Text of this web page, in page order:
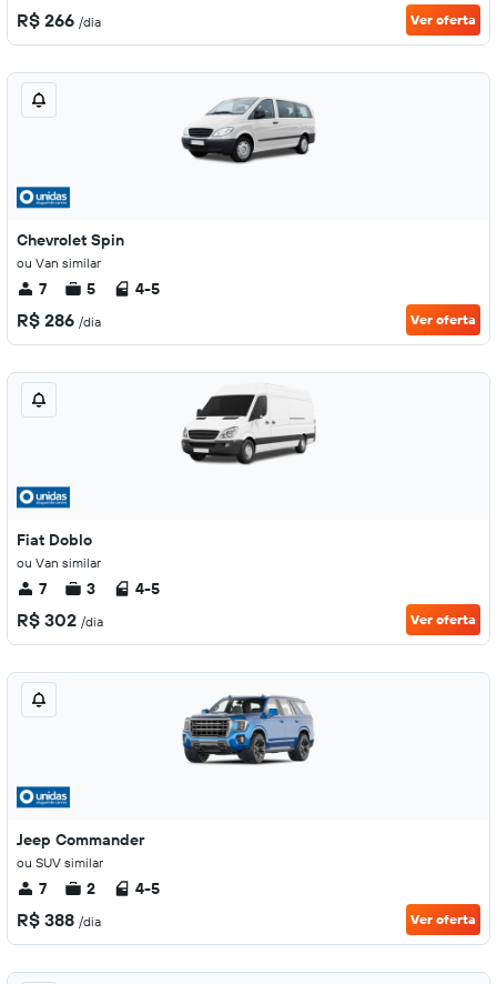
R$ 266 /dia Ver oferta
Chevrolet Spin
ou Van similar
7 5 4-5
R$ 286 /dia Ver oferta
Fiat Doblo
ou Van similar
7 3 4-5
R$ 302 /dia Ver oferta
Jeep Commander
ou SUV similar
7 2 4-5
R$ 388 /dia Ver oferta